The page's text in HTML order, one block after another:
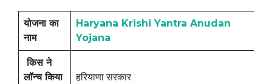
योजना का
नाम
Haryana Krishi Yantra Anudan
Yojana
किस ने
लॉन्च किया
हरियाणा सरकार